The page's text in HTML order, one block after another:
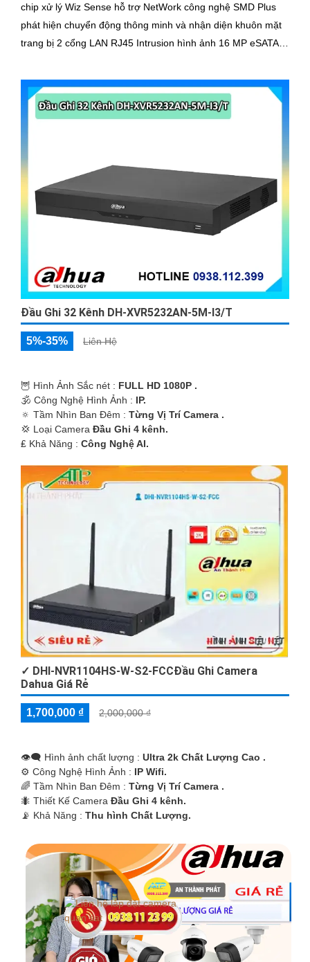
chip xử lý Wiz Sense hỗ trợ NetWork công nghệ SMD Plus
phát hiện chuyển động thông minh và nhận diện khuôn mặt
trang bị 2 cổng LAN RJ45 Intrusion hình ảnh 16 MP eSATA
Đầu Ghi 32 Kênh DH-XVR5232AN-5M-I3/T
5%-35% Liên Hệ
🦉 Hình Ảnh Sắc nét : FULL HD 1080P .
🕉️ Công Nghệ Hình Ảnh : IP.
🔅 Tầm Nhìn Ban Đêm : Từng Vị Trí Camera .
💢 Loại Camera Đầu Ghi 4 kênh.
️₤ Khả Năng : Công Nghệ AI.
✓ DHI-NVR1104HS-W-S2-FCCĐầu Ghi Camera
Dahua Giá Rẻ
1,700,000 ₫ 2,000,000 ₫
👁️‍🗨 Hình ảnh chất lượng : Ultra 2k Chất Lượng Cao .
⚙ Công Nghệ Hình Ảnh : IP Wifi.
🌈 Tầm Nhìn Ban Đêm : Từng Vị Trí Camera .
🐜 Thiết Kế Camera Đầu Ghi 4 kênh.
️📡 Khả Năng : Thu hình Chất Lượng.